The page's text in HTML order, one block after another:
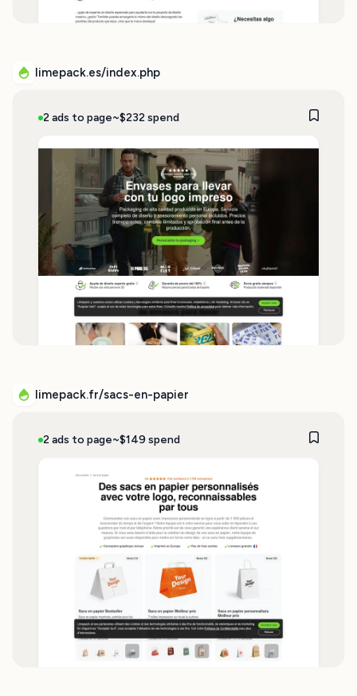
limepack.es/index.php
2 ads to page~$232 spend
limepack.fr/sacs-en-papier
2 ads to page~$149 spend